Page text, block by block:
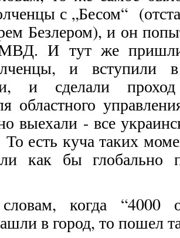
с „Бесом“
Безлером), и он
МВД. И тут же
и
и сделали
областного
выехали - все
есть куча таких
как бы глобально
когда “4000
в город, то пошел